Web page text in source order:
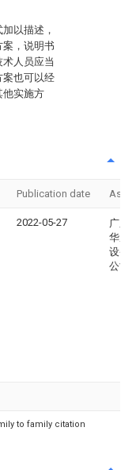
以描述，
，说明书
人员应当
案也可以经
他实施方
Publication date
2022-05-27
广东
华腾
设备
公司
to family citation